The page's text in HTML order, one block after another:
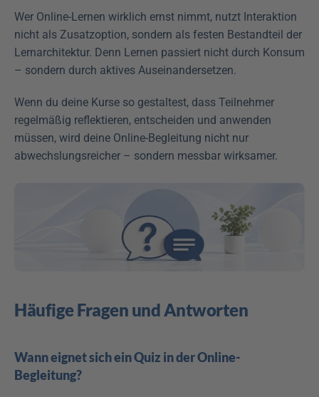
Wer Online-Lernen wirklich ernst nimmt, nutzt Interaktion
nicht als Zusatzoption, sondern als festen Bestandteil der
Lernarchitektur. Denn Lernen passiert nicht durch Konsum
– sondern durch aktives Auseinandersetzen.
Wenn du deine Kurse so gestaltest, dass Teilnehmer
regelmäßig reflektieren, entscheiden und anwenden
müssen, wird deine Online-Begleitung nicht nur
abwechslungsreicher – sondern messbar wirksamer.
Häufige Fragen und Antworten
Wann eignet sich ein Quiz in der Online-
Begleitung?